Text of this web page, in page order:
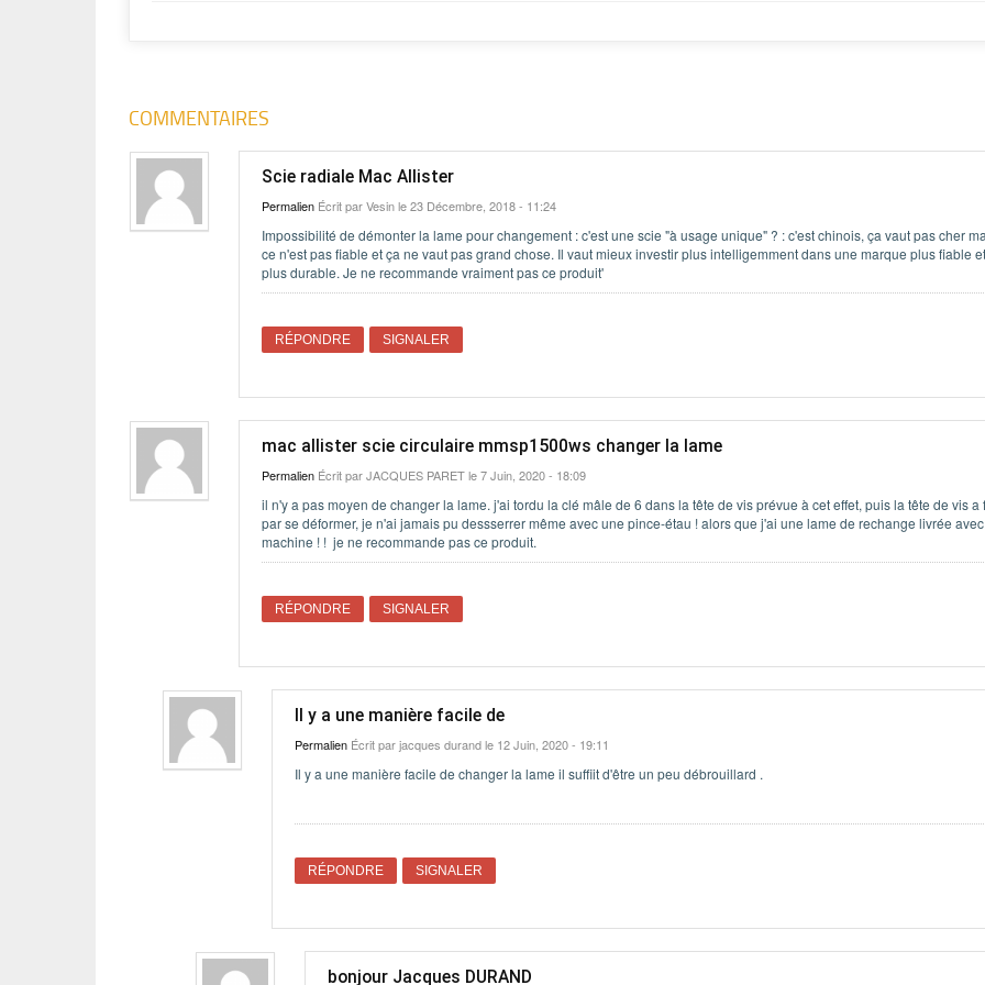
COMMENTAIRES
Scie radiale Mac Allister
Permalien Écrit parVesinle 23 Décembre, 2018 - 11:24
Impossibilité de démonter la lame pour changement : c'est une scie "à usage unique" ? : c'est chinois, ça vaut pas cher
ce n'est pas fiable et ça ne vaut pas grand chose. Il vaut mieux investir plus intelligemment dans une marque plus fiable et
plus durable. Je ne recommande vraiment pas ce produit'
RÉPONDRE SIGNALER
mac allister scie circulaire mmsp1500ws changer la lame
Permalien Écrit parJACQUES PARETle 7 Juin, 2020 - 18:09
il n'y a pas moyen de changer la lame. j'ai tordu la clé mâle de 6 dans la tête de vis prévue à cet effet, puis la tête de vis a
par se déformer, je n'ai jamais pu dessserrer même avec une pince-étau ! alors que j'ai une lame de rechange livrée
machine ! ! je ne recommande pas ce produit.
RÉPONDRE SIGNALER
Il y a une manière facile de
Permalien Écrit parjacques durandle 12 Juin, 2020 - 19:11
Il y a une manière facile de changer la lame il suffiit d'être un peu débrouillard .
RÉPONDRE SIGNALER
bonjour Jacques DURAND